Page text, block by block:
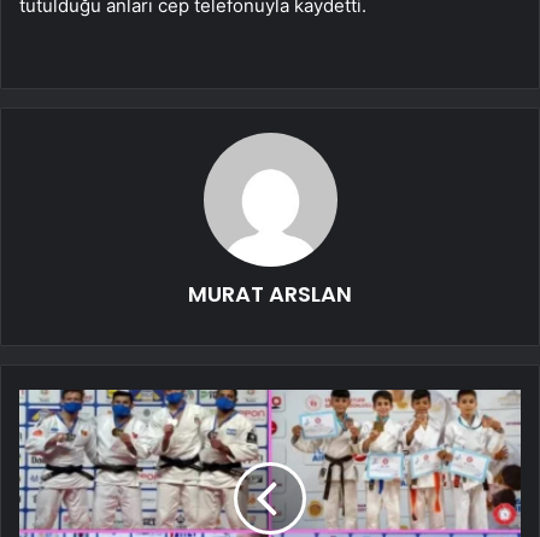
tutulduğu anları cep telefonuyla kaydetti.
MURAT ARSLAN